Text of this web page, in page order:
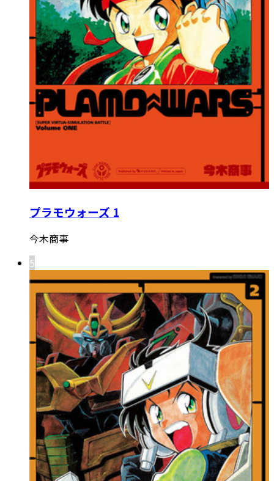
プラモウォーズ 1
今木商事
5